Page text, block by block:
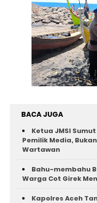
BACA JUGA
Ketua JMSI
Pemilik Media,
Wartawan
Bahu-membahu
Warga Cot Girek
Kapolres Aceh